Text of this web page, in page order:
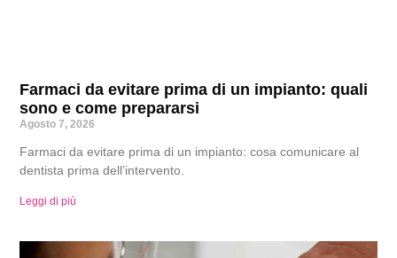
Farmaci da evitare prima di un impianto: quali
sono e come prepararsi
Agosto 7, 2026
Farmaci da evitare prima di un impianto: cosa comunicare al
dentista prima dell’intervento.
Leggi di più